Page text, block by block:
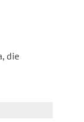
die